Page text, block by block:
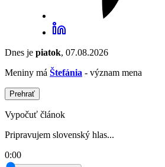
Dnes je piatok, 07.08.2026
Meniny má Štefánia - význam mena
Prehrať
Vypočuť článok
Pripravujem slovenský hlas...
0:00